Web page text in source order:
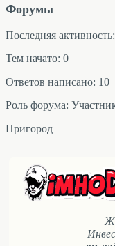
Форумы
Последняя
Тем начато: 0
Ответов написано: 10
Роль форума:
Пригород